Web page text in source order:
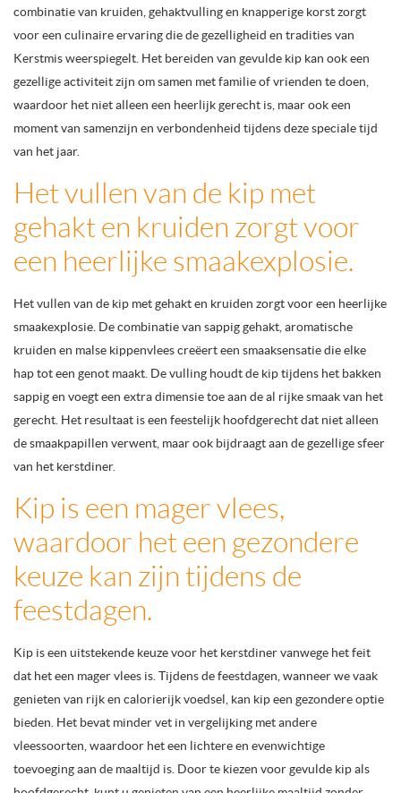
combinatie van kruiden, gehaktvulling en knapperige korst zorgt
voor een culinaire ervaring die de gezelligheid en tradities van
Kerstmis weerspiegelt. Het bereiden van gevulde kip kan ook een
gezellige activiteit zijn om samen met familie of vrienden te doen,
waardoor het niet alleen een heerlijk gerecht is, maar ook een
moment van samenzijn en verbondenheid tijdens deze speciale tijd
van het jaar.
Het vullen van de kip met
gehakt en kruiden zorgt voor
een heerlijke smaakexplosie.
Het vullen van de kip met gehakt en kruiden zorgt voor een heerlijke
smaakexplosie. De combinatie van sappig gehakt, aromatische
kruiden en malse kippenvlees creëert een smaaksensatie die elke
hap tot een genot maakt. De vulling houdt de kip tijdens het bakken
sappig en voegt een extra dimensie toe aan de al rijke smaak van het
gerecht. Het resultaat is een feestelijk hoofdgerecht dat niet alleen
de smaakpapillen verwent, maar ook bijdraagt aan de gezellige sfeer
van het kerstdiner.
Kip is een mager vlees,
waardoor het een gezondere
keuze kan zijn tijdens de
feestdagen.
Kip is een uitstekende keuze voor het kerstdiner vanwege het feit
dat het een mager vlees is. Tijdens de feestdagen, wanneer we vaak
genieten van rijk en calorierijk voedsel, kan kip een gezondere optie
bieden. Het bevat minder vet in vergelijking met andere
vleessoorten, waardoor het een lichtere en evenwichtige
toevoeging aan de maaltijd is. Door te kiezen voor gevulde kip als